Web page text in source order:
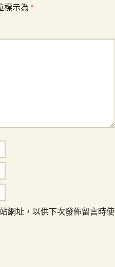
標示為 *
網址，以供下次發佈留言時使